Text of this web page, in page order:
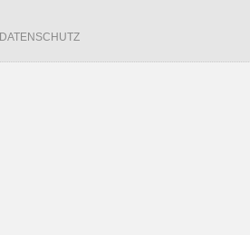
DATENSCHUTZ